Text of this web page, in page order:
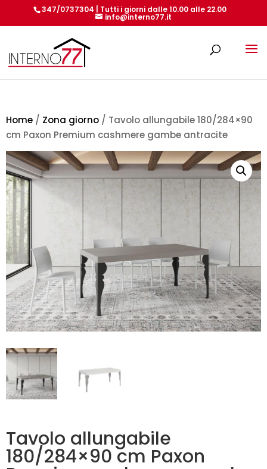
347/0737304 | Tutti i giorni dalle 10.00 alle 22.00
info@interno77.it
Home / Zona giorno / Tavolo allungabile 180/284×90
cm Paxon Premium cashmere gambe antracite
Tavolo allungabile
180/284×90 cm Paxon